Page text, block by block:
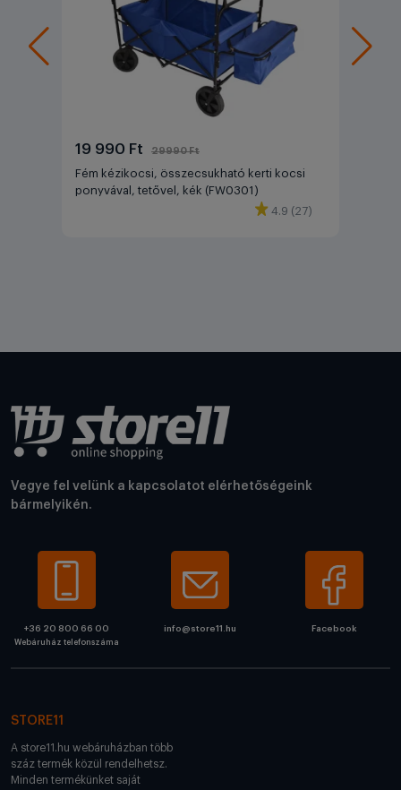
19 990 Ft 29990 Ft
Fém kézikocsi, összecsukható kerti kocsi
ponyvával, tetővel, kék (FW0301)
4.9 (27)
Vegye fel velünk a kapcsolatot elérhetőségeink
bármelyikén.
+36 20 800 66 00
Webáruház telefonszáma
info@store11.hu Facebook
STORE11
A store11.hu webáruházban több
száz termék közül rendelhetsz.
Minden termékünket saját